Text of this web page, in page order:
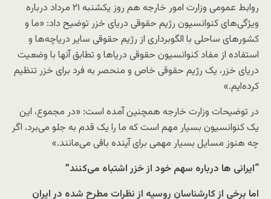
روابط عمومی وزارت امور خارجه هم روز یکشنبه ۲۱ مرداد درباره
ویژگی‌های کنوانسیون رژیم حقوقی دریای خزر توضیح داد: «ما و
کشورهای ساحلی با الگوبرداری از رژیم حقوقی سایر دریاچه‌ها و
استفاده از مفاد کنوانسیون حقوقی دریاها و تطابق آنها با وضعیت
دریای خزر، یک رژیم حقوقی خاص و منحصر به فرد برای خزر تنظیم
کرده‌ایم.»
در توضیحات وزارت خارجه همچنین آمده است: «در مجموع، این
یک کنوانسیون بسیار مهم است که ما را یک قدم به جلو می‌برد، اگر
چه هنوز مسایل بسیار مهمی برای آینده باقی می‌مانند.»
“ایرانی ‌ها درباره سهم خود از خزر اشتباه می‌کنند”
اما برخی از کارشناسان روسیه از نظرات مطرح شده در ایران